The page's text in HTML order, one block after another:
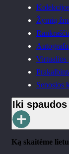
Žymių
Virtualios
Senosios
Iki spaudos
Ką skaitėme